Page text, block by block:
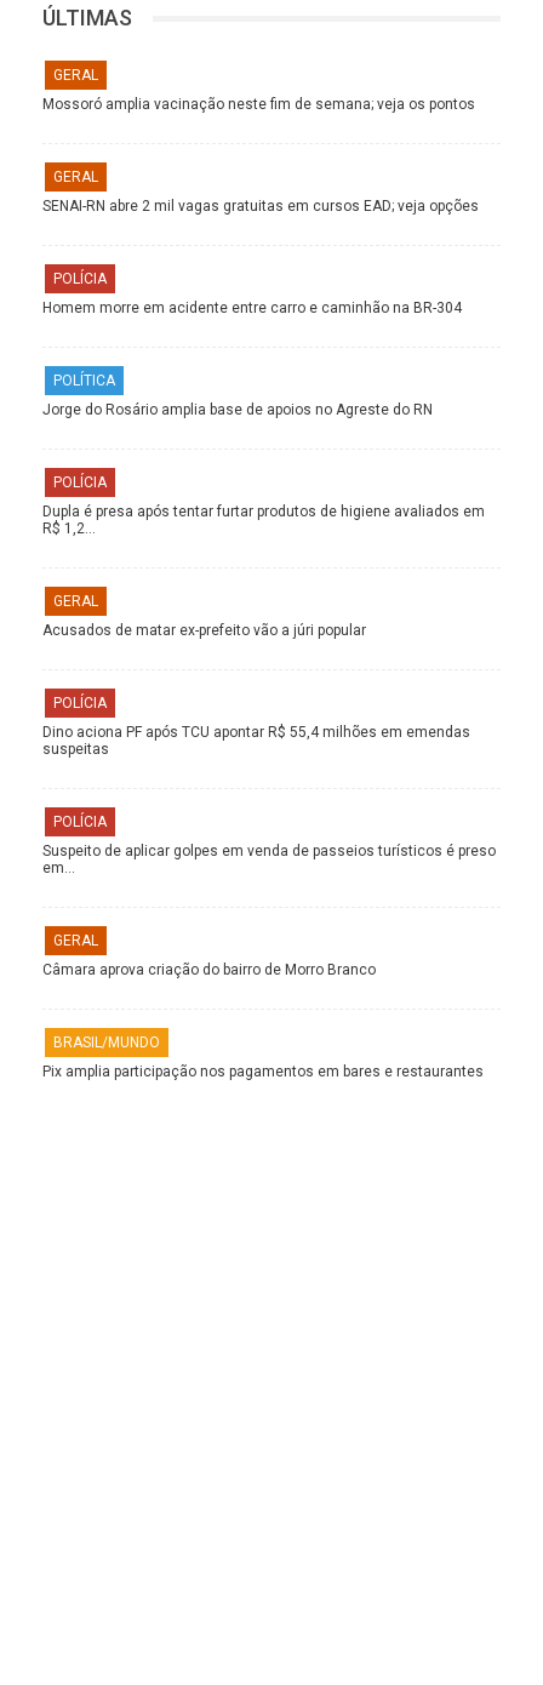
ÚLTIMAS
GERAL
Mossoró amplia vacinação neste fim de semana; veja os pontos
GERAL
SENAI-RN abre 2 mil vagas gratuitas em cursos EAD; veja opções
POLÍCIA
Homem morre em acidente entre carro e caminhão na BR-304
POLÍTICA
Jorge do Rosário amplia base de apoios no Agreste do RN
POLÍCIA
Dupla é presa após tentar furtar produtos de higiene avaliados em
R$ 1,2…
GERAL
Acusados de matar ex-prefeito vão a júri popular
POLÍCIA
Dino aciona PF após TCU apontar R$ 55,4 milhões em emendas
suspeitas
POLÍCIA
Suspeito de aplicar golpes em venda de passeios turísticos é preso
em…
GERAL
Câmara aprova criação do bairro de Morro Branco
BRASIL/MUNDO
Pix amplia participação nos pagamentos em bares e restaurantes